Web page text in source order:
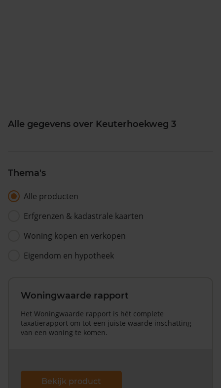
Alle gegevens over Keuterhoekweg 3
Thema's
Alle producten
Erfgrenzen & kadastrale kaarten
Woning kopen en verkopen
Eigendom en hypotheek
Woningwaarde rapport
Het Woningwaarde rapport is hét complete
taxatierapport om tot een juiste waarde inschatting
van een woning te komen.
Bekijk product